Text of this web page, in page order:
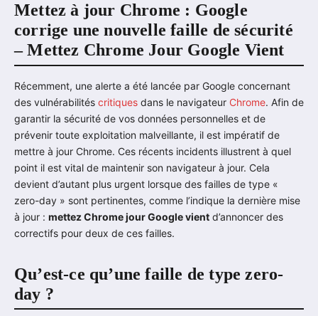
Mettez à jour Chrome : Google
corrige une nouvelle faille de sécurité
– Mettez Chrome Jour Google Vient
Récemment, une alerte a été lancée par Google concernant
des vulnérabilités critiques dans le navigateur Chrome. Afin de
garantir la sécurité de vos données personnelles et de
prévenir toute exploitation malveillante, il est impératif de
mettre à jour Chrome. Ces récents incidents illustrent à quel
point il est vital de maintenir son navigateur à jour. Cela
devient d’autant plus urgent lorsque des failles de type «
zero-day » sont pertinentes, comme l’indique la dernière mise
à jour : mettez Chrome jour Google vient d’annoncer des
correctifs pour deux de ces failles.
Qu’est-ce qu’une faille de type zero-
day ?